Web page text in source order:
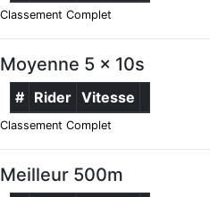
Classement Complet
Moyenne 5 x 10s
# Rider Vitesse
Classement Complet
Meilleur 500m